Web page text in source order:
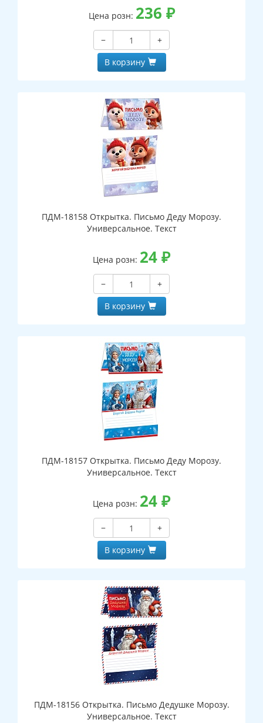
Цена розн: 236 ₽
−
+
В корзину
ПДМ-18158 Открытка. Письмо Деду Морозу.
Универсальное. Текст
Цена розн: 24₽
−
+
В корзину
ПДМ-18157 Открытка. Письмо Деду Морозу.
Универсальное. Текст
Цена розн: 24₽
−
+
В корзину
ПДМ-18156 Открытка. Письмо Дедушке Морозу.
Универсальное. Текст